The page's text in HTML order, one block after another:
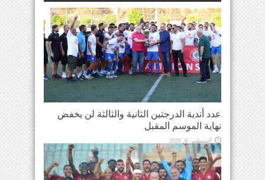
عدد أندية الدرجتين الثانية والثالثة لن يخفض
نهاية الموسم المقبل
أغسطس 6, 2026